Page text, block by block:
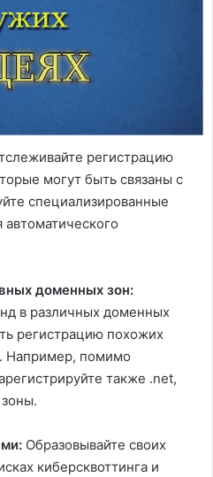
регистрацию
могут быть связаны с
специализированные
доменных зон:
в различных доменных
регистрацию похожих
Например, помимо
также .net,
Образовывайте своих
киберсквоттинга и